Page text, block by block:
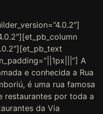
A
e conhecida a Rua
é uma rua famosa
restaurantes por toda a
da Via